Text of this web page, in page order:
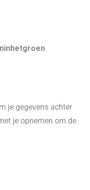
je gegevens achter
je opnemen om de